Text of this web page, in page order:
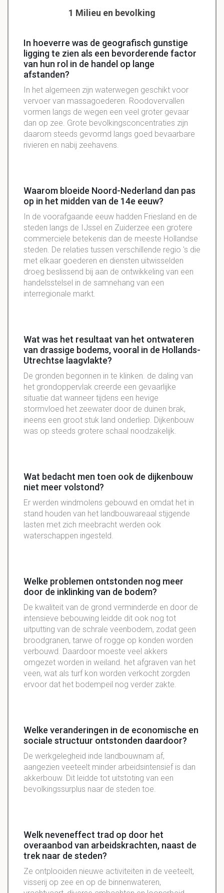
1 Milieu en bevolking
In hoeverre was de geografisch gunstige
ligging te zien als een bevorderende factor
van hun rol in de handel op lange
afstanden?
In het algemeen zijn waterwegen geschikt voor
vervoer van massagoederen. Roodovervallen
vormen langs de wegen een veel groter gevaar
dan op zee. Grote bevolkingsconcentraties zijn
daarom steeds gevormd langs goed bevaarbare
rivieren en nabij zeehavens.
Waarom bloeide Noord-Nederland dan pas
op in het midden van de 14e eeuw?
In de voorafgaande eeuw hadden Friesland en de
steden langs de IJssel en Zuiderzee een grotere
commerciele betekenis dan de meeste Hollandse
steden. De relaties tussen verschillende regio 's die
met elkaar goederen en diensten uitwisselden
droeg beslissend bij aan de ontwikkeling van een
handelsstelsel in de samnehang van een
interregionale markt.
Wat was het resultaat van het ontwateren
van drassige bodems, vooral in de Hollands-
Utrechtse laagvlakte?
De gronden begonnen in te klinken. de daling van
het grondoppervlak creerde een gevaarlijke
situatie dat wanneer tijdens een hevige
stormvloed het zeewater door de duinen brak,
ineens een groot stuk land onderliep. Dijkenbouw
was op steeds grotere schaal noodzakelijk.
Wat bedacht men toen ook de dijkenbouw
niet meer volstond?
Er werden windmolens gebouwd en omdat het in
stand houden van het landbouwareaal stijgende
lasten met zich meebracht werden ook
waterschappen ingesteld.
Welke problemen ontstonden nog meer
door de inklinking van de bodem?
De kwaliteit van de grond verminderde en door de
intensieve bebouwing leidde dit ook nog tot
uitputting van de schrale veenbodem, zodat geen
broodgranen, tarwe of rogge op konden worden
verbouwd. Daardoor moeste veel akkers
omgezet worden in weiland. het afgraven van het
veen, wat als turf kon worden verkocht zorgden
ervoor dat het bodempeil nog verder zakte.
Welke veranderingen in de economische en
sociale structuur ontstonden daardoor?
De werkgelegheid inde landbouwnam af,
aangezien veeteelt minder arbeidsintensief is dan
akkerbouw. Dit leidde tot uitstoting van een
bevolkingssurplus naar de steden toe.
Welk neveneffect trad op door het
overaanbod van arbeidskrachten, naast de
trek naar de steden?
Ze ontplooiden nieuwe activiteiten in de veeteelt,
visserij op zee en op de binnenwateren,